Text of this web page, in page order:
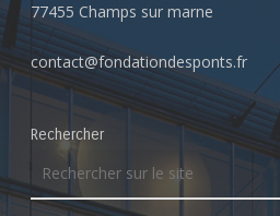
77455 Champs sur marne
contact@fondationdesponts.fr
Rechercher